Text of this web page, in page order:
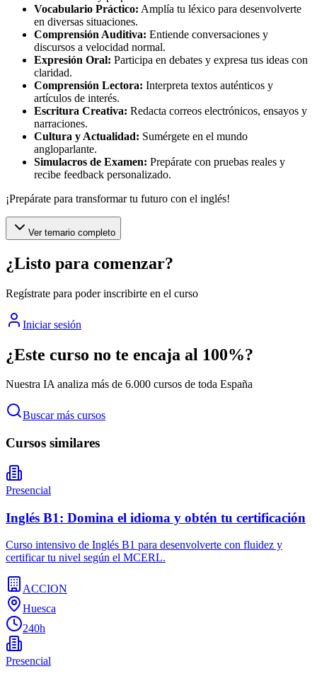
Vocabulario Práctico: Amplía tu léxico para desenvolverte
en diversas situaciones.
Comprensión Auditiva: Entiende conversaciones y
discursos a velocidad normal.
Expresión Oral: Participa en debates y expresa tus ideas con
claridad.
Comprensión Lectora: Interpreta textos auténticos y
artículos de interés.
Escritura Creativa: Redacta correos electrónicos, ensayos y
narraciones.
Cultura y Actualidad: Sumérgete en el mundo
angloparlante.
Simulacros de Examen: Prepárate con pruebas reales y
recibe feedback personalizado.
¡Prepárate para transformar tu futuro con el inglés!
Ver temario completo
¿Listo para comenzar?
Regístrate para poder inscribirte en el curso
Iniciar sesión
¿Este curso no te encaja al 100%?
Nuestra IA analiza más de 6.000 cursos de toda España
Buscar más cursos
Cursos similares
Presencial
Inglés B1: Domina el idioma y obtén tu certificación
Curso intensivo de Inglés B1 para desenvolverte con fluidez y
certificar tu nivel según el MCERL.
ACCION
Huesca
240h
Presencial